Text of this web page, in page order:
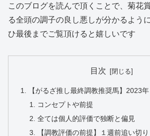
このブログを読んで頂くことで、菊花
る全頭の調子の良し悪しが分かるよう
ひ最後までご覧頂けると嬉しいです
目次
【がるざ推し最終調教推奨馬】2023
コンセプトや前提
全ては個人的評価で独断と偏見
【調教評価の前提】１週前追い切